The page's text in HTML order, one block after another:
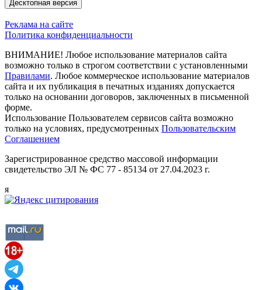
Десктопная версия
Реклама на сайте
Политика конфиденциальности
ВНИМАНИЕ! Любое использование материалов сайта
возможно только в строгом соответствии с установленными
Правилами. Любое коммерческое использование материалов
сайта и их публикация в печатных изданиях допускается
только на основании договоров, заключенных в письменной
форме.
Использование Пользователем сервисов сайта возможно
только на условиях, предусмотренных Пользовательским
Соглашением
Зарегистрированное средство массовой информации
свидетельство ЭЛ № ФС 77 - 85134 от 27.04.2023 г.
я